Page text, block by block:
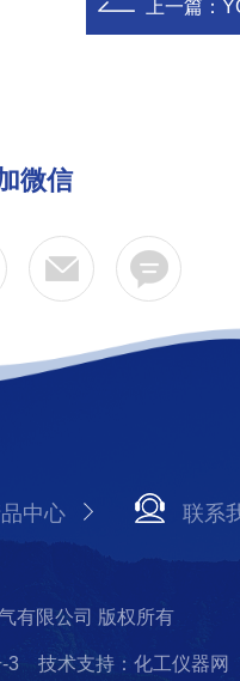
上一篇：
微信
中心 联系
有限公司 版权所有
3
技术支持：化工仪器网